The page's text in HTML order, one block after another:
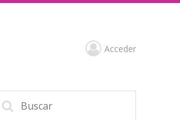
Acceder